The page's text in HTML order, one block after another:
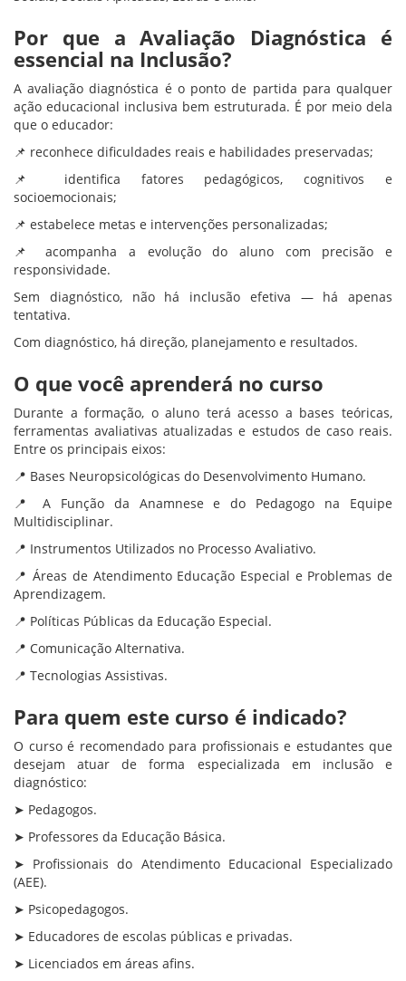
Por que a Avaliação Diagnóstica é
essencial na Inclusão?
A avaliação diagnóstica é o ponto de partida para qualquer
ação educacional inclusiva bem estruturada. É por meio dela
que o educador:
📌 reconhece dificuldades reais e habilidades preservadas;
📌 identifica fatores pedagógicos, cognitivos e
socioemocionais;
📌 estabelece metas e intervenções personalizadas;
📌 acompanha a evolução do aluno com precisão e
responsividade.
Sem diagnóstico, não há inclusão efetiva — há apenas
tentativa.
Com diagnóstico, há direção, planejamento e resultados.
O que você aprenderá no curso
Durante a formação, o aluno terá acesso a bases teóricas,
ferramentas avaliativas atualizadas e estudos de caso reais.
Entre os principais eixos:
📍 Bases Neuropsicológicas do Desenvolvimento Humano.
📍 A Função da Anamnese e do Pedagogo na Equipe
Multidisciplinar.
📍 Instrumentos Utilizados no Processo Avaliativo.
📍 Áreas de Atendimento Educação Especial e Problemas de
Aprendizagem.
📍 Políticas Públicas da Educação Especial.
📍 Comunicação Alternativa.
📍 Tecnologias Assistivas.
Para quem este curso é indicado?
O curso é recomendado para profissionais e estudantes que
desejam atuar de forma especializada em inclusão e
diagnóstico:
➤ Pedagogos.
➤ Professores da Educação Básica.
➤ Profissionais do Atendimento Educacional Especializado
(AEE).
➤ Psicopedagogos.
➤ Educadores de escolas públicas e privadas.
➤ Licenciados em áreas afins.